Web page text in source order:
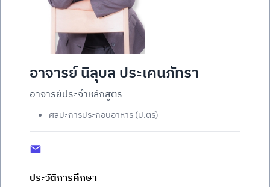
อาจารย์ นิลุบล ประเคนภัทรา
อาจารย์ประจำหลักสูตร
ศิลปะการประกอบอาหาร (ป.ตรี)
-
ประวัติการศึกษา